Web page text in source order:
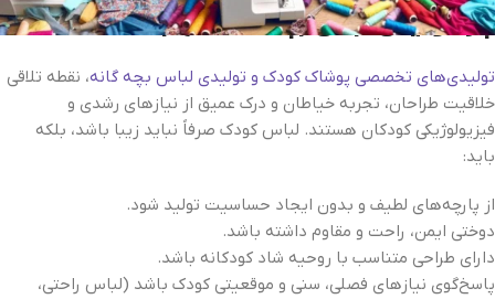
چرا تولیدی لباس بچه‌ گانه مهم است؟
تولیدی‌های تخصصی پوشاک کودک و تولیدی لباس بچه‌ گانه، نقطه تلاقی
خلاقیت طراحان، تجربه خیاطان و درک عمیق از نیازهای رشدی و
فیزیولوژیکی کودکان هستند. لباس کودک صرفاً نباید زیبا باشد، بلکه
باید:
از پارچه‌های لطیف و بدون ایجاد حساسیت تولید شود.
دوختی ایمن، راحت و مقاوم داشته باشد.
دارای طراحی متناسب با روحیه شاد کودکانه باشد.
پاسخ‌گوی نیازهای فصلی، سنی و موقعیتی کودک باشد (لباس راحتی،